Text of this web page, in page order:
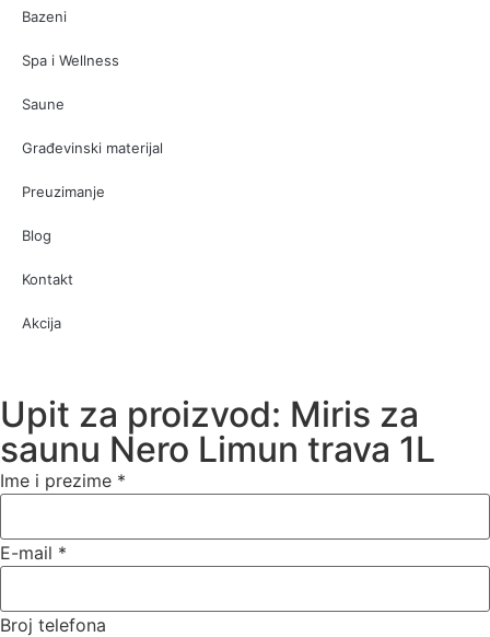
Bazeni
Spa i Wellness
Saune
Građevinski materijal
Preuzimanje
Blog
Kontakt
Akcija
Upit za proizvod: Miris za
saunu Nero Limun trava 1L
Ime i prezime *
E-mail *
Broj telefona